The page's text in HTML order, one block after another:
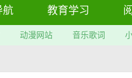
航 教育学习
动漫网站 音乐歌词